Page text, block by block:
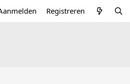
Registreren